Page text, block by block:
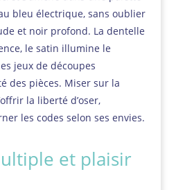
bleu électrique, sans oublier
et noir profond. La dentelle
le satin illumine le
jeux de découpes
des pièces. Miser sur la
la liberté d’oser,
les codes selon ses envies.
et plaisir